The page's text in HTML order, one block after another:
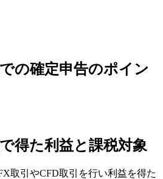
の確定申告のポイン
得た利益と課税対象
取引やCFD取引を行い利益を得た